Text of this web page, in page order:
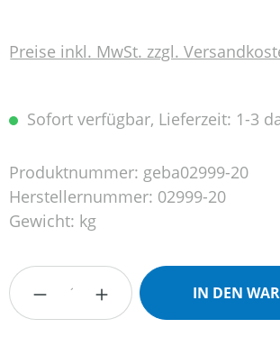
Preise inkl. MwSt. zzgl.
Sofort verfügbar, Lieferzeit: 1-3
Produktnummer: geba02999-20
Herstellernummer: 02999-20
Gewicht: kg
Produkt Anzahl: Gib den
IN DEN